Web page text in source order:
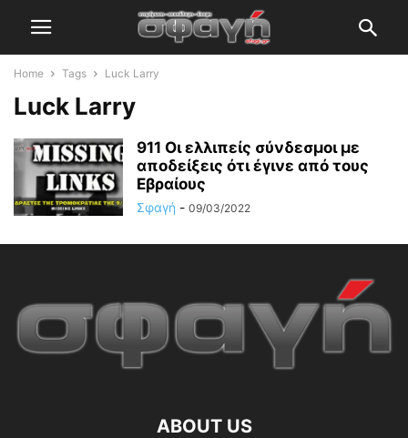
Home Tags Luck Larry
Luck Larry
911 Οι ελλιπείς σύνδεσμοι με
αποδείξεις ότι έγινε από τους
Εβραίους
Σφαγή - 09/03/2022
ABOUT US